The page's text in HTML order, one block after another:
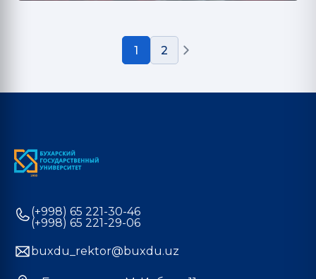
1 2
(+998) 65 221-30-46
(+998) 65 221-29-06
buxdu_rektor@buxdu.uz